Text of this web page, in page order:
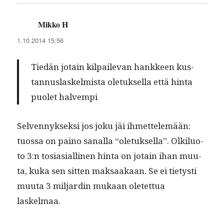
Mikko H
1.10.2014 15:56
Tiedän jotain kil­pail­e­van han­kkeen kus­
tan­nus­laskelmista ole­tuk­sel­la että hin­ta
puo­let halvempi
Sel­ven­nyk­sek­si jos joku jäi ihmettelemään:
tuos­sa on paino sanal­la “ole­tuk­sel­la”. Olk­ilu­o­
to 3:n tosi­asialli­nen hin­ta on jotain ihan muu­
ta, kuka sen sit­ten mak­saakaan. Se ei tietysti
muu­ta 3 mil­jardin mukaan oletet­tua
laskelmaa.